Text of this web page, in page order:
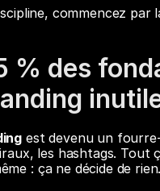
commencez par
% des
est devenu un
les hashtags. Tout
: ça ne décide de rien.